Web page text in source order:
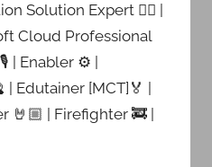
Solution Expert 👷‍♂️ |
Cloud Professional
| Enabler ⚙ |
Edutainer [MCT]🏅 |
🤘🏼 | Firefighter 🚒 |